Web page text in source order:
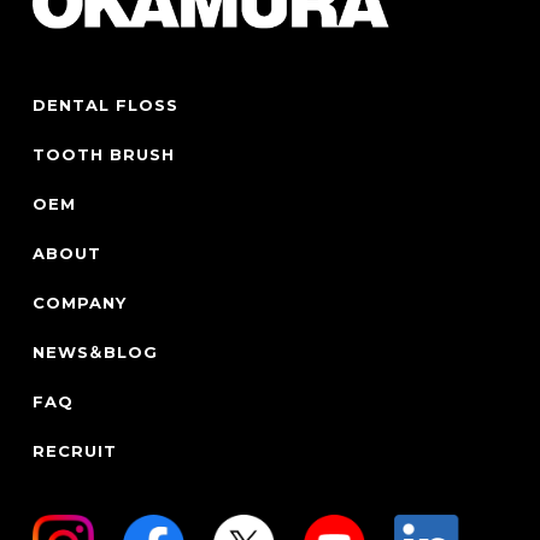
DENTAL FLOSS
TOOTH BRUSH
OEM
ABOUT
COMPANY
NEWS＆BLOG
FAQ
RECRUIT